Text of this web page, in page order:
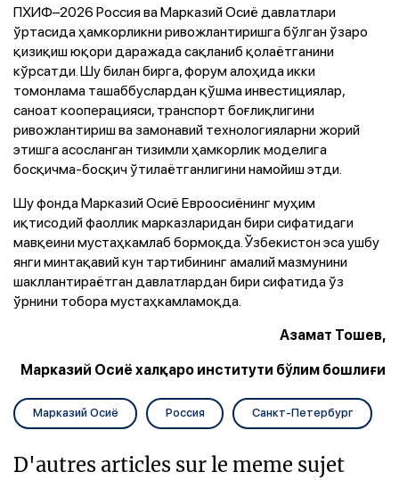
ПХИФ–2026 Россия ва Марказий Осиё давлатлари
ўртасида ҳамкорликни ривожлантиришга бўлган ўзаро
қизиқиш юқори даражада сақланиб қолаётганини
кўрсатди. Шу билан бирга, форум алоҳида икки
томонлама ташаббуслардан қўшма инвестициялар,
саноат кооперацияси, транспорт боғлиқлигини
ривожлантириш ва замонавий технологияларни жорий
этишга асосланган тизимли ҳамкорлик моделига
босқичма-босқич ўтилаётганлигини намойиш этди.
Шу фонда Марказий Осиё Евроосиёнинг муҳим
иқтисодий фаоллик марказларидан бири сифатидаги
мавқеини мустаҳкамлаб бормоқда. Ўзбекистон эса ушбу
янги минтақавий кун тартибининг амалий мазмунини
шакллантираётган давлатлардан бири сифатида ўз
ўрнини тобора мустаҳкамламоқда.
Азамат Тошев,
Марказий Осиё халқаро институти бўлим бошлиғи
Марказий Осиё Россия Санкт-Петербург
D'autres articles sur le meme sujet